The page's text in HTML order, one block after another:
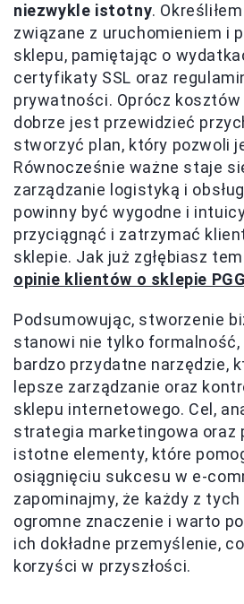
niezwykle istotny.
związane z uruchomieniem i
sklepu, pamiętając o
certyfikaty SSL oraz
prywatności. Oprócz
dobrze jest przewidzieć
stworzyć plan, który pozwoli
Równocześnie ważne staje
zarządzanie logistyką i
powinny być wygodne i
przyciągnąć i zatrzymać
sklepie. Jak już zgłębiasz
opinie klientów o sklepie PGG
Podsumowując, stworzenie
stanowi nie tylko formalność,
bardzo przydatne narzędzie,
lepsze zarządzanie oraz
sklepu internetowego. Cel,
strategia marketingowa oraz
istotne elementy, które
osiągnięciu sukcesu w e-
zapominajmy, że każdy z
ogromne znaczenie i warto
ich dokładne przemyślenie,
korzyści w przyszłości.